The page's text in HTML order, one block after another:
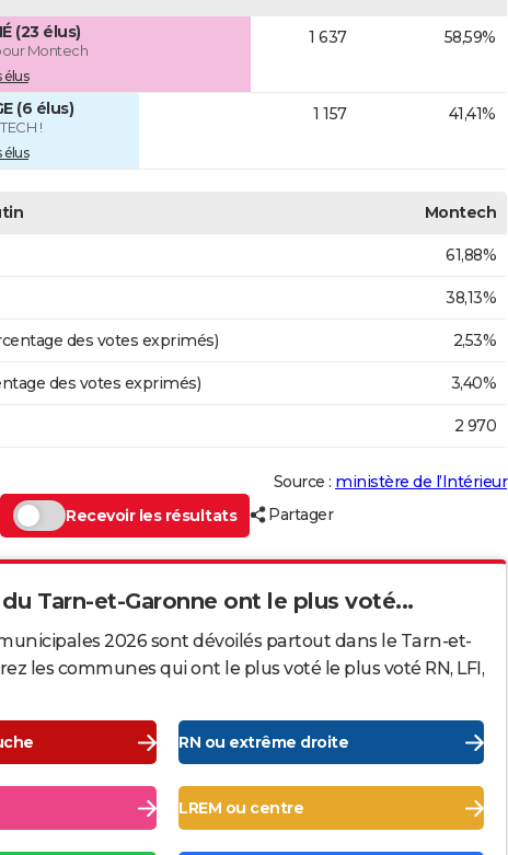
(23 élus)
Montech
élus
1 637 58,59%
(6 élus)
!
élus
1 157 41,41%
Montech
61,88%
38,13%
des votes exprimés) 2,53%
des votes exprimés) 3,40%
2 970
Source : ministère de l’Intérieur
Recevoir les résultats
Partager
Tarn-et-Garonne ont le plus voté...
2026 sont dévoilés partout dans le Tarn-et-
les communes qui ont le plus voté le plus voté RN, LFI,
RN ou extrême droite
LREM ou centre